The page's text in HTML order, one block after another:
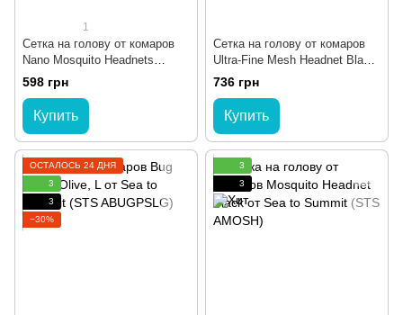
1
Сетка на голову от комаров
Nano Mosquito Headnets
Permethrin Black от Sea to
Summit (STS ANMOSHP)
598 грн
Купить
Сетка на голову от комаров
Ultra-Fine Mesh Headnet Black
от Sea to Summit (STS
AUMOSH)
736 грн
Купить
ОСТАЛОСЬ 24 ДНЯ
3
3
−30%
3
3